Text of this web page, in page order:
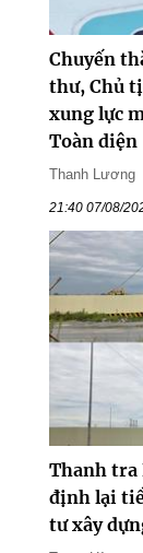
Chuyến
thư, Chủ
xung lực
Toàn diện
Thanh Lương
21:40 07/08/
Thanh tra
định lại
tư xây